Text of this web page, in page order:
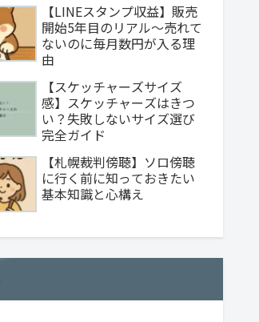
【LINEスタンプ収益】販売
開始5年目のリアル～売れて
ないのに毎月数円が入る理
由
【スケッチャーズサイズ
感】スケッチャーズはきつ
い？失敗しないサイズ選び
完全ガイド
【札幌裁判傍聴】ソロ傍聴
に行く前に知っておきたい
基本知識と心構え